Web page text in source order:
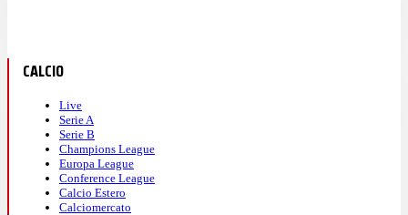
CALCIO
Live
Serie A
Serie B
Champions League
Europa League
Conference League
Calcio Estero
Calciomercato